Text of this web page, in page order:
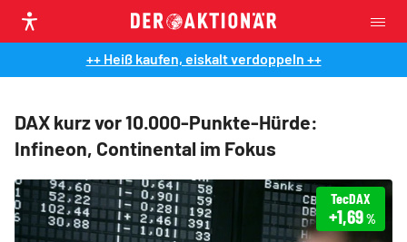
++ Heiß kaufen, eiskalt verdoppeln ++
DAX kurz vor 10.000-Punkte-Hürde:
Infineon, Continental im Fokus
TecDAX
+1,69%